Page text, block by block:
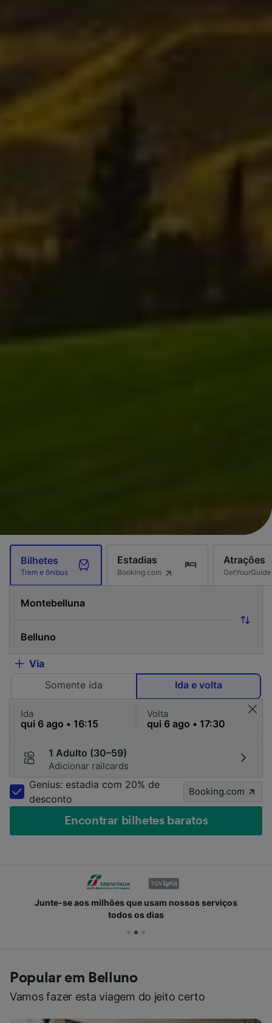
Bilhetes
Trem e ônibus
Estadias
Booking.com
Atrações
GetYourGuide
Via
Somente ida
Ida e volta
Ida Volta
1 Adulto (30–59)
Adicionar railcards
Genius: estadia com 20% de
desconto
Booking.com
Encontrar bilhetes baratos
Junte-se aos milhões que usam nossos serviços
todos os dias
Popular em Belluno
Vamos fazer esta viagem do jeito certo